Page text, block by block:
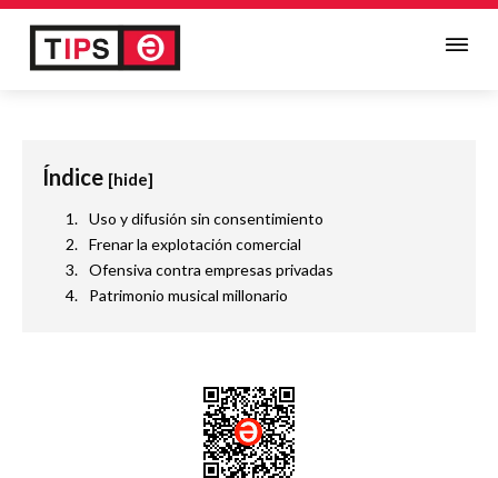
Índice [hide]
Uso y difusión sin consentimiento
Frenar la explotación comercial
Ofensiva contra empresas privadas
Patrimonio musical millonario